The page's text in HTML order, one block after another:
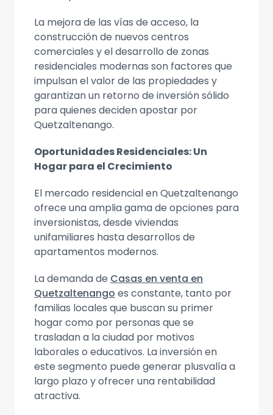
La mejora de las vías de acceso, la
construcción de nuevos centros
comerciales y el desarrollo de zonas
residenciales modernas son factores que
impulsan el valor de las propiedades y
garantizan un retorno de inversión sólido
para quienes deciden apostar por
Quetzaltenango.
Oportunidades Residenciales: Un
Hogar para el Crecimiento
El mercado residencial en Quetzaltenango
ofrece una amplia gama de opciones para
inversionistas, desde viviendas
unifamiliares hasta desarrollos de
apartamentos modernos.
La demanda de Casas en venta en
Quetzaltenango es constante, tanto por
familias locales que buscan su primer
hogar como por personas que se
trasladan a la ciudad por motivos
laborales o educativos. La inversión en
este segmento puede generar plusvalía a
largo plazo y ofrecer una rentabilidad
atractiva.